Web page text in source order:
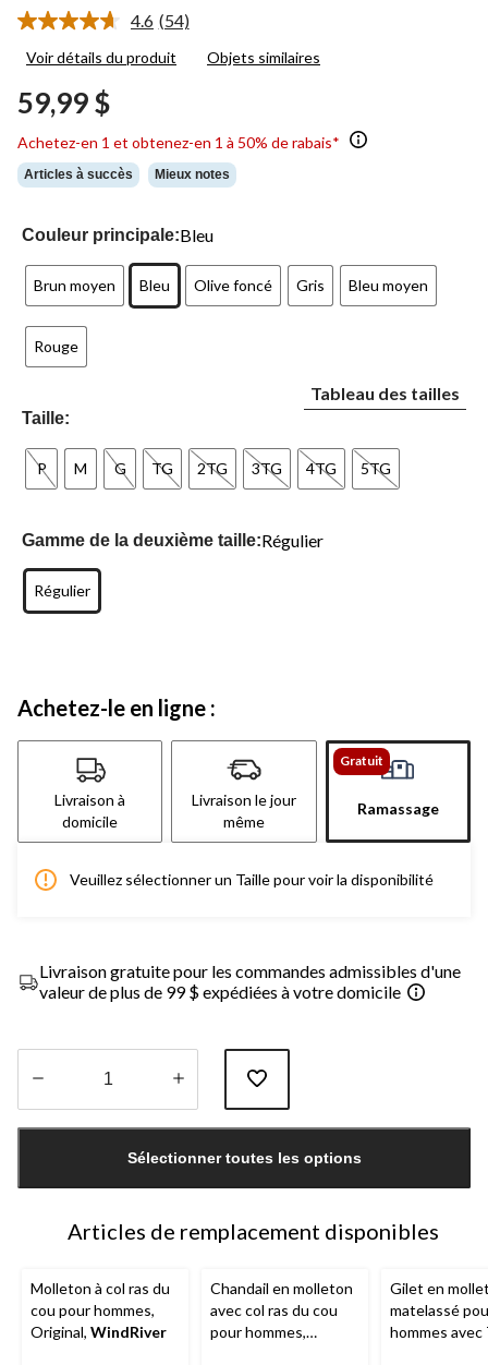
4.6 Lire
54
même
page.
(54)
Voir détails du produit Objets similaires
59,99 $
Achetez-en 1 et obtenez-en 1 à 50% de rabais*
Articles à succès Mieux notes
Couleur principale:Bleu
Brun moyen Bleu Olive foncé Gris Bleu moyen
Rouge
Taille:
Tableau des tailles
P M G TG 2TG 3TG 4TG 5TG
Gamme de la deuxième taille:Régulier
Régulier
Achetez-le en ligne :
Livraison à
domicile
Livraison le jour
même
Gratuit
Ramassage
Veuillez sélectionner un Taille pour voir la disponibilité
Livraison gratuite pour les commandes admissibles d'une
valeur de plus de 99 $ expédiées à votre domicile
jour
Sélectionner toutes les options
Articles de remplacement disponibles
Molleton à col ras du
cou pour hommes,
Original, WindRiver
Chandail en molleton
avec col ras du cou
pour hommes,
Gilet en
matelassé
hommes avec